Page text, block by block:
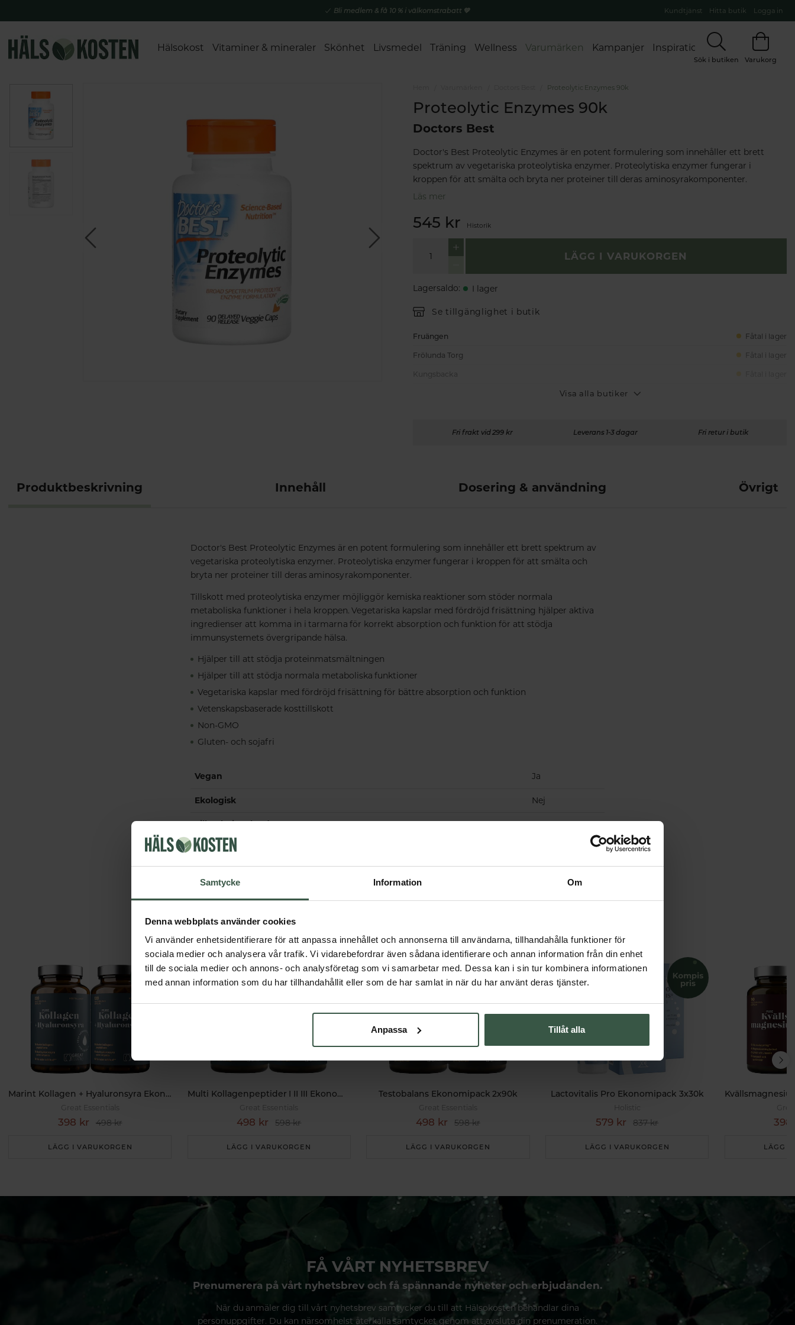
Samtycke Information Om
Denna webbplats använder cookies
Vi använder enhetsidentifierare för att anpassa innehållet och annonserna till användarna, tillhandahålla funktioner för
sociala medier och analysera vår trafik. Vi vidarebefordrar även sådana identifierare och annan information från din enhet
till de sociala medier och annons- och analysföretag som vi samarbetar med. Dessa kan i sin tur kombinera informationen
med annan information som du har tillhandahållit eller som de har samlat in när du har använt deras tjänster.
Anpassa Tillåt alla
Bli medlem & få 10 % i välkomstrabatt 💚 Kundtjänst Hitta butik Logga in
Hälsokost Vitaminer & mineraler Skönhet Livsmedel Träning Wellness Varumärken Kampanjer Inspiration
Sök i butiken Varukorg
Proteolytic Enzymes 90k
Proteolytic Enzymes 90k
Doctors Best
Doctor's Best Proteolytic Enzymes är en potent formulering som innehåller ett brett
spektrum av vegetariska proteolytiska enzymer. Proteolytiska enzymer fungerar i
kroppen för att smälta och bryta ner proteiner till deras aminosyrakomponenter.
Läs mer
545 kr Historik
LÄGG I VARUKORGEN
Lagersaldo: I lager
Se tillgänglighet i butik
Fruängen Fåtal i lager
Frölunda Torg Fåtal i lager
Visa alla butiker
Fri frakt vid 299 kr Leverans 1-3 dagar Fri retur i butik
Produktbeskrivning Innehåll Dosering & användning Övrigt
Doctor's Best Proteolytic Enzymes är en potent formulering som innehåller ett brett spektrum av
vegetariska proteolytiska enzymer. Proteolytiska enzymer fungerar i kroppen för att smälta och
bryta ner proteiner till deras aminosyrakomponenter.
Tillskott med proteolytiska enzymer möjliggör kemiska reaktioner som stöder normala
metaboliska funktioner i hela kroppen. Vegetariska kapslar med fördröjd frisättning hjälper aktiva
ingredienser att komma in i tarmarna för korrekt absorption och funktion för att stödja
immunsystemets övergripande hälsa.
Hjälper till att stödja proteinmatsmältningen
Hjälper till att stödja normala metaboliska funktioner
Vegetariska kapslar med fördröjd frisättning för bättre absorption och funktion
Vetenskapsbaserade kosttillskott
Non-GMO
Gluten- och sojafri
Vegan Ja
Ekologisk Nej
Tillverkningsland USA
Marint Kollagen + Hyaluronsyra Ekonomipack 2x120k
Great Essentials
398 kr 498 kr
LÄGG I VARUKORGEN
Multi Kollagenpeptider I II III Ekonomipack 2x120k
Great Essentials
498 kr 598 kr
LÄGG I VARUKORGEN
Testobalans Ekonomipack 2x90k
Great Essentials
498 kr 598 kr
LÄGG I VARUKORGEN
Lactovitalis Pro Ekonomipack 3x30k
579 kr 837 kr
LÄGG I VARUKORGEN
398
LÄGG I
FÅ VÅRT NYHETSBREV
Prenumerera på vårt nyhetsbrev och få spännande nyheter och erbjudanden.
När du anmäler dig till vårt nyhetsbrev samtycker du till att Hälsokosten behandlar dina
personuppgifter. Du kan närsomhelst återkalla samtycket genom att avsluta din prenumeration.